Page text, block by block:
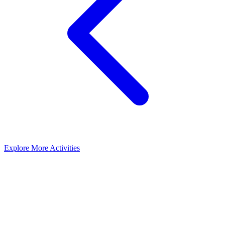
Explore More Activities